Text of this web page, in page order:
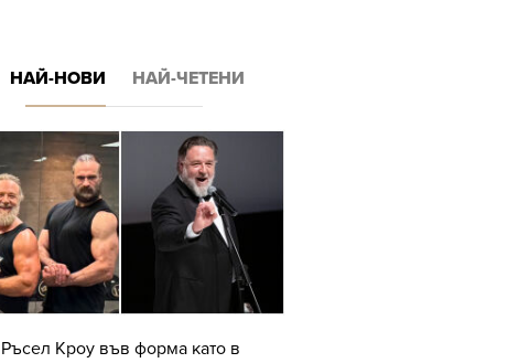
НАЙ-НОВИ НАЙ-ЧЕТЕНИ
Ръсел Кроу във форма като в